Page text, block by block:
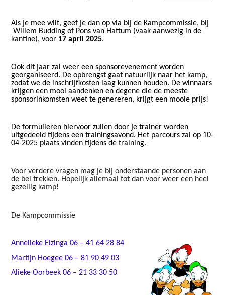
Als je mee wilt, geef je dan op via​​ bij de Kampcommissie, bij
Willem Budding ​​ of Pons van Hattum (vaak aanwezig in de
kantine), voor​​ 17 april 2025.
Ook dit jaar zal weer een sponsorevenement worden
georganiseerd.​​ De opbrengst gaat natuurlijk naar het kamp,
zodat we de inschrijfkosten laag kunnen houden. De winnaars
krijgen een mooi aandenken en degene die de meeste
sponsorinkomsten weet te genereren, krijgt een mooie prijs!
De formulieren hiervoor zullen door je trainer worden
uitgedeeld tijdens een trainingsavond. Het parcours zal op 10-
04-2025 plaats vinden ​​tijdens de training.
Voor verdere vragen mag je bij onderstaande personen aan
de bel trekken. Hopelijk allemaal tot dan voor weer een heel
gezellig kamp!
De Kampcommissie
Annelieke Elzinga 06 ​​ –​​41 ​​64 ​​28 ​​84
Martijn Hoegee ​​06 – 81 90 49 03
Alieke Oorbeek ​​ 06 – 21 33 30 50